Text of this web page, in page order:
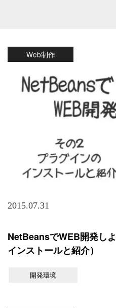
Web制作
2015.07.31
NetBeansでWEB開発し
インストールと紹介）
開発環境